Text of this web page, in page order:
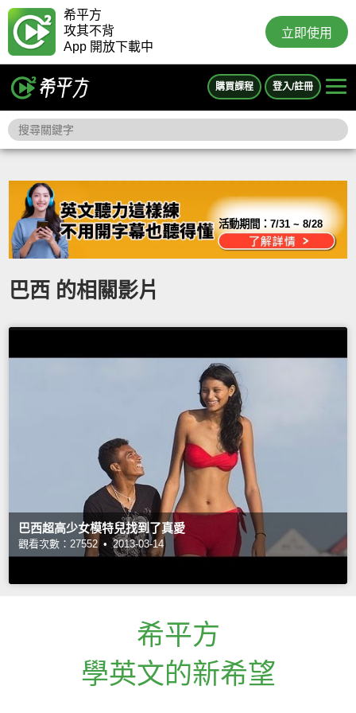
希平方
攻其不背
App 開放下載中
立即使用
購買課程 登入/註冊
活動期間：7/31 ~ 8/28
巴西 的相關影片
巴西超高少女模特兒找到了真愛
觀看次數：27552 • 2013-03-14
希平方
學英文的新希望